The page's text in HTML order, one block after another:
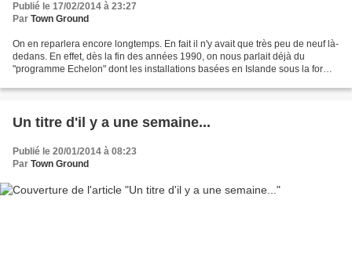
Publié le 17/02/2014 à 23:27
Par Town Ground
On en reparlera encore longtemps. En fait il n'y avait que très peu de neuf là-
dedans. En effet, dès la fin des années 1990, on nous parlait déjà du
"programme Echelon" dont les installations basées en Islande sous la forme
Un titre d'il y a une semaine...
Publié le 20/01/2014 à 08:23
Par Town Ground